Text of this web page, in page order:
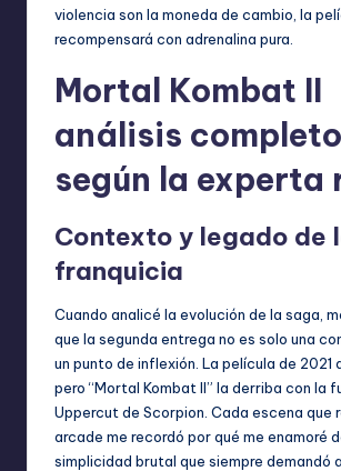
violencia son la moneda de cambio, la
recompensará con adrenalina pura.
Mortal Kombat II
análisis completo
según la experta
Contexto y legado de
franquicia
Cuando analicé la evolución de la saga,
que la segunda entrega no es solo una
un punto de inflexión. La película de 2021
pero “Mortal Kombat II” la derriba con la
Uppercut de Scorpion. Cada escena que
arcade me recordó por qué me enamoré
simplicidad brutal que siempre demandó